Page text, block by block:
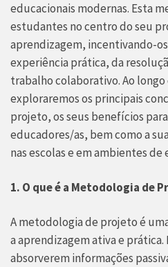
educacionais modernas. Esta
estudantes no centro do seu
aprendizagem, incentivando-
experiência prática, da
trabalho colaborativo. Ao
exploraremos os principais
projeto, os seus benefícios
educadores/as, bem como a
nas escolas e em ambientes de
1. O que é a Metodologia de
A metodologia de projeto é
a aprendizagem ativa e
absorverem informações